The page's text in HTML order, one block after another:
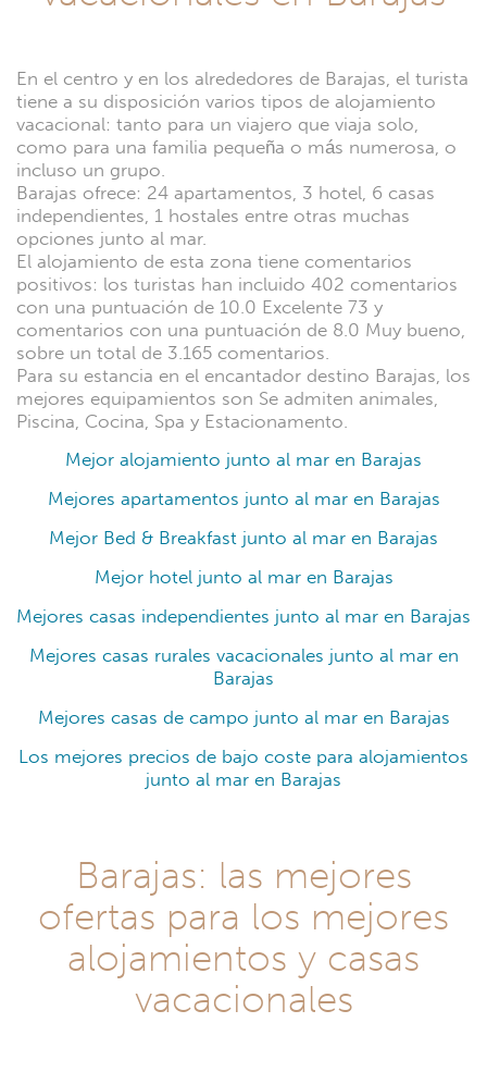
En el centro y en los alrededores de Barajas, el turista
tiene a su disposición varios tipos de alojamiento
vacacional: tanto para un viajero que viaja solo,
como para una familia pequeña o más numerosa, o
incluso un grupo.
Barajas ofrece: 24 apartamentos, 3 hotel, 6 casas
independientes, 1 hostales entre otras muchas
opciones junto al mar.
El alojamiento de esta zona tiene comentarios
positivos: los turistas han incluido 402 comentarios
con una puntuación de 10.0 Excelente 73 y
comentarios con una puntuación de 8.0 Muy bueno,
sobre un total de 3.165 comentarios.
Para su estancia en el encantador destino Barajas, los
mejores equipamientos son Se admiten animales,
Piscina, Cocina, Spa y Estacionamento.
Mejor alojamiento junto al mar en Barajas
Mejores apartamentos junto al mar en Barajas
Mejor Bed & Breakfast junto al mar en Barajas
Mejor hotel junto al mar en Barajas
Mejores casas independientes junto al mar en Barajas
Mejores casas rurales vacacionales junto al mar en
Barajas
Mejores casas de campo junto al mar en Barajas
Los mejores precios de bajo coste para alojamientos
junto al mar en Barajas
Barajas: las mejores
ofertas para los mejores
alojamientos y casas
vacacionales